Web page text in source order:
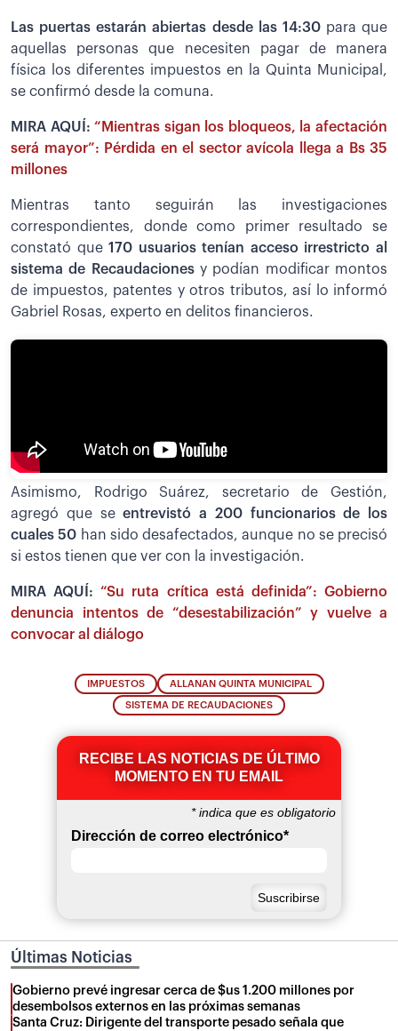
Las puertas estarán abiertas desde las 14:30 para que
aquellas personas que necesiten pagar de manera
física los diferentes impuestos en la Quinta Municipal,
se confirmó desde la comuna.
MIRA AQUÍ: “Mientras sigan los bloqueos, la afectación
será mayor”: Pérdida en el sector avícola llega a Bs 35
millones
Mientras tanto seguirán las investigaciones
correspondientes, donde como primer resultado se
constató que170 usuarios tenían acceso irrestricto al
sistema de Recaudacionesy podían modificar montos
de impuestos, patentes y otros tributos, así lo informó
Gabriel Rosas, experto en delitos financieros.
Asimismo, Rodrigo Suárez, secretario de Gestión,
agregó que seentrevistó a 200 funcionarios de los
cuales 50 han sido desafectados, aunque no se precisó
si estos tienen que ver con la investigación.
MIRA AQUÍ:“Su ruta crítica está definida”: Gobierno
denuncia intentos de “desestabilización” y vuelve a
convocar al diálogo
IMPUESTOS ALLANAN QUINTA MUNICIPAL
SISTEMA DE RECAUDACIONES
RECIBE LAS NOTICIAS DE ÚLTIMO
MOMENTO EN TU EMAIL
*indica que es obligatorio
Dirección de correo electrónico*
Últimas Noticias
Gobierno prevé ingresar cerca de $us 1.200 millones por
desembolsos externos en las próximas semanas
Santa Cruz: Dirigente del transporte pesado señala que